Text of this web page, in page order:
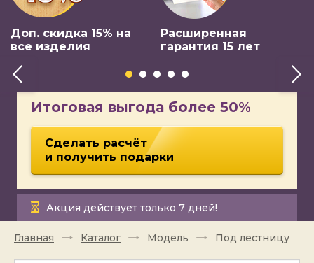
Доп. скидка 15% на
все изделия
Расширенная
гарантия 15 лет
Итоговая выгода более 50%
Сделать расчёт
и получить подарки
Акция действует только 7 дней!
Главная Каталог Модель Под лестницу